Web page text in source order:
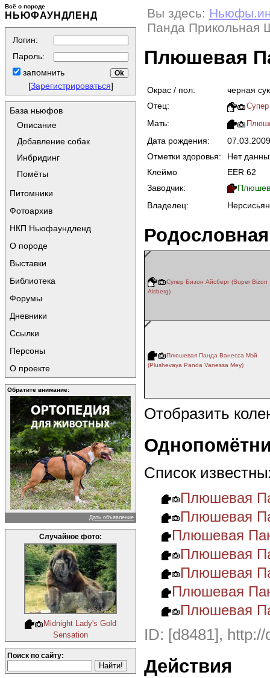
Всё о породе
НЬЮФАУНДЛЕНД
Логин:
Пароль:
запомнить
[Зарегистрироваться]
База ньюфов
Описание
Добавление собак
Инбридинг
Помёты
Питомники
Фотоархив
НКП Ньюфаундленд
О породе
Выставки
Библиотека
Форумы
Дневники
Ссылки
Персоны
О проекте
Обратите внимание:
Дать объявление
Случайное фото:
Midnight Lady's Gold
Sensation
Поиск по сайту:
Вы здесь:
Панда Прикольная
Плюшевая
Окрас / пол:
черная
Отец:
Супер
Мать:
Дата рождения:
Отметки здоровья:
Нет
Клеймо
EER 62
Заводчик:
Владелец:
Родословная
Супер Бизон Айсберг (Super Bizon
Aisberg)
Плюшевая Панда Ванесса Мэй
(Plushevaya Panda Vanessa Mey)
Отобразить
Список
Плюшевая
Плюшевая
Плюшевая
Плюшевая
Плюшевая
Плюшевая
Плюшевая
ID: [d8481],
Действия